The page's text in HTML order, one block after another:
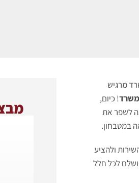
והצוות במשרד מרגיש
! כיום,
לשפר את
במטבחון.
ולהציע
לכל חלל